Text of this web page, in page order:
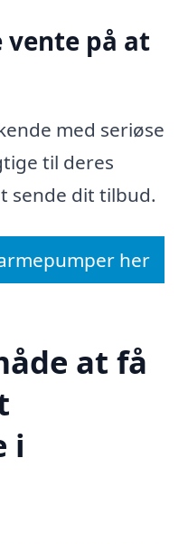
vente på at
med seriøse
til deres
sende dit tilbud.
her
at få
i